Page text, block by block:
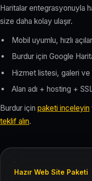
Haritalar entegrasyonuyla
size daha kolay ulaşır.
Mobil uyumlu, hızlı
Burdur için Google
Hizmet listesi, galeri
Alan adı + hosting +
Burdur için paketi inceleyin
teklif alın.
Hazır Web Site Paketi